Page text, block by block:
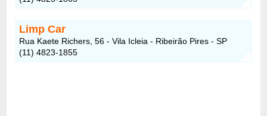
Limp Car
Rua Kaete Richers, 56 - Vila Icleia - Ribeirão Pires - SP
(11) 4823-1855